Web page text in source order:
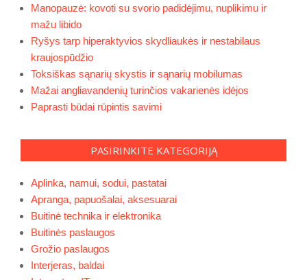
Manopauzė: kovoti su svorio padidėjimu, nuplikimu ir
mažu libido
Ryšys tarp hiperaktyvios skydliaukės ir nestabilaus
kraujospūdžio
Toksiškas sąnarių skystis ir sąnarių mobilumas
Mažai angliavandenių turinčios vakarienės idėjos
Paprasti būdai rūpintis savimi
PASIRINKITE KATEGORIJĄ
Aplinka, namui, sodui, pastatai
Apranga, papuošalai, aksesuarai
Buitinė technika ir elektronika
Buitinės paslaugos
Grožio paslaugos
Interjeras, baldai